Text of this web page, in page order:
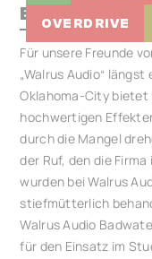
OVERDRIVE
Beschreibung
Für unsere Freunde
„Walrus Audio“
Oklahoma-City bietet
hochwertigen
durch die Mangel
der Ruf, den die
wurden bei Walrus
stiefmütterlich
Walrus Audio
für den Einsatz im